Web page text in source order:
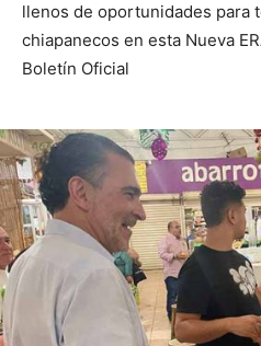
llenos de oportunidades para
chiapanecos en esta Nueva
Boletín Oficial